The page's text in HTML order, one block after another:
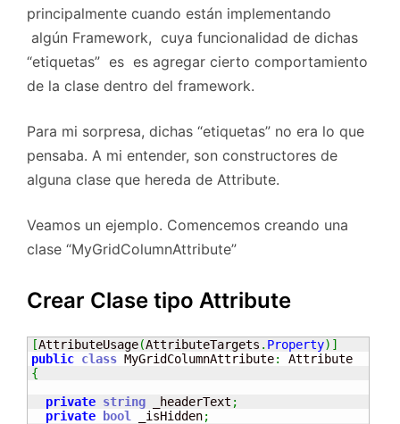
principalmente cuando están implementando
algún Framework, cuya funcionalidad de dichas
“etiquetas” es es agregar cierto comportamiento
de la clase dentro del framework.
Para mi sorpresa, dichas “etiquetas” no era lo que
pensaba. A mi entender, son constructores de
alguna clase que hereda de Attribute.
Veamos un ejemplo. Comencemos creando una
clase “MyGridColumnAttribute”
Crear Clase tipo Attribute
[AttributeUsage(AttributeTargets . Property) ]
public class MyGridColumnAttribute:
{
private string _headerText ;
private
bool _isHidden;